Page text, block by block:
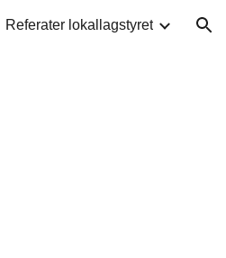
Referater lokallagstyret